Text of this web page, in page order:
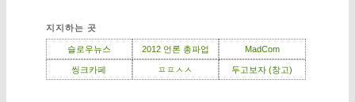
지지하는 곳
슬로우뉴스 2012 언론 총파업 MadCom
씽크카페 ㅍㅍㅅㅅ 두고보자 (창고)